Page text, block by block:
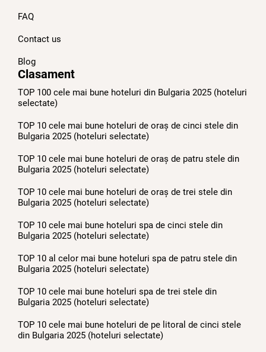
FAQ
Contact us
Blog
Clasament
TOP 100 cele mai bune hoteluri din Bulgaria 2025 (hoteluri
selectate)
TOP 10 cele mai bune hoteluri de oraș de cinci stele din
Bulgaria 2025 (hoteluri selectate)
TOP 10 cele mai bune hoteluri de oraș de patru stele din
Bulgaria 2025 (hoteluri selectate)
TOP 10 cele mai bune hoteluri de oraș de trei stele din
Bulgaria 2025 (hoteluri selectate)
TOP 10 cele mai bune hoteluri spa de cinci stele din
Bulgaria 2025 (hoteluri selectate)
TOP 10 al celor mai bune hoteluri spa de patru stele din
Bulgaria 2025 (hoteluri selectate)
TOP 10 cele mai bune hoteluri spa de trei stele din
Bulgaria 2025 (hoteluri selectate)
TOP 10 cele mai bune hoteluri de pe litoral de cinci stele
din Bulgaria 2025 (hoteluri selectate)